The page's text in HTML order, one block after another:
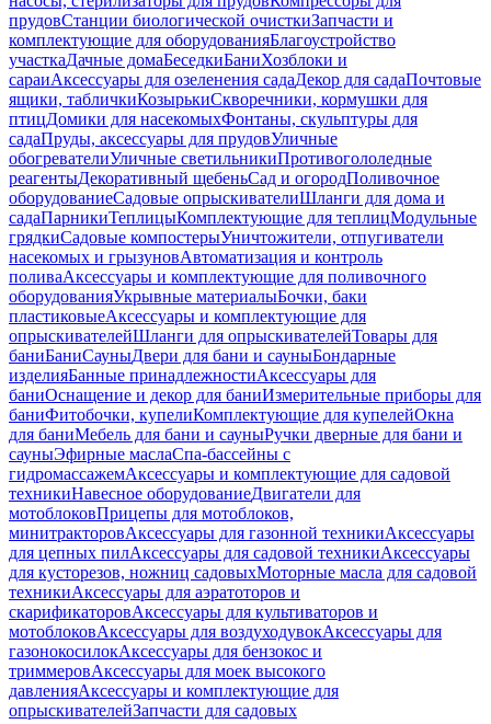
прудовСтанции биологической очисткиЗапчасти и
комплектующие для оборудованияБлагоустройство
участкаДачные домаБеседкиБаниХозблоки и
сараиАксессуары для озеленения садаДекор для садаПочтовые
ящики, табличкиКозырькиСкворечники, кормушки для
птицДомики для насекомыхФонтаны, скульптуры для
садаПруды, аксессуары для прудовУличные
обогревателиУличные светильникиПротивогололедные
реагентыДекоративный щебеньСад и огородПоливочное
оборудованиеСадовые опрыскивателиШланги для дома и
садаПарникиТеплицыКомплектующие для теплицМодульные
грядкиСадовые компостерыУничтожители, отпугиватели
насекомых и грызуновАвтоматизация и контроль
поливаАксессуары и комплектующие для поливочного
оборудованияУкрывные материалыБочки, баки
пластиковыеАксессуары и комплектующие для
опрыскивателейШланги для опрыскивателейТовары для
баниБаниСауныДвери для бани и сауныБондарные
изделияБанные принадлежностиАксессуары для
баниОснащение и декор для баниИзмерительные приборы для
баниФитобочки, купелиКомплектующие для купелейОкна
для баниМебель для бани и сауныРучки дверные для бани и
сауныЭфирные маслаСпа-бассейны с
гидромассажемАксессуары и комплектующие для садовой
техникиНавесное оборудованиеДвигатели для
мотоблоковПрицепы для мотоблоков,
минитракторовАксессуары для газонной техникиАксессуары
для цепных пилАксессуары для садовой техникиАксессуары
для кусторезов, ножниц садовыхМоторные масла для садовой
техникиАксессуары для аэратоторов и
скарификаторовАксессуары для культиваторов и
мотоблоковАксессуары для воздуходувокАксессуары для
газонокосилокАксессуары для бензокос и
триммеровАксессуары для моек высокого
давленияАксессуары и комплектующие для
опрыскивателейЗапчасти для садовых